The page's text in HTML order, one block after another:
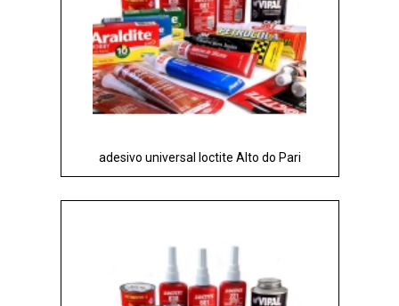
adesivo universal loctite Alto do Pari